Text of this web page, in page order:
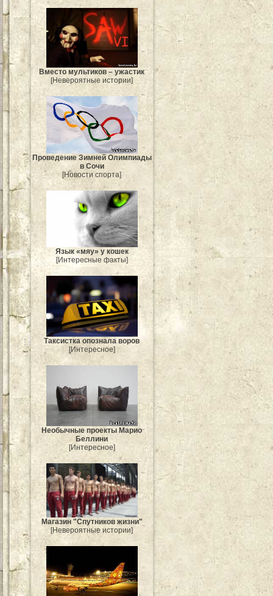
Вместо мультиков – ужастик
[Невероятные истории]
Проведение Зимней Олимпиады
в Сочи
[Новости спорта]
Язык «мяу» у кошек
[Интересные факты]
Таксистка опознала воров
[Интересное]
Необычные проекты Марио
Беллини
[Интересное]
Магазин "Спутников жизни"
[Невероятные истории]